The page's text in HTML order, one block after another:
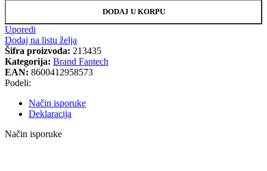
DODAJ U KORPU
Uporedi
Dodaj na listu želja
Šifra proizvoda: 213435
Kategorija: Brand Fantech
EAN: 8600412958573
Podeli:
Način isporuke
Deklaracija
Način isporuke